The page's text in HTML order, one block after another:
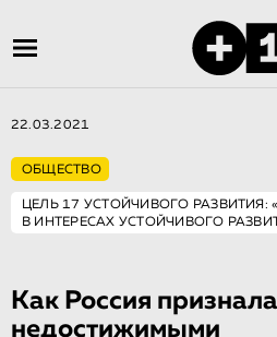
22.03.2021
ОБЩЕСТВО
ЦЕЛЬ 17 УСТОЙЧИВОГО РАЗВИТИЯ:
В ИНТЕРЕСАХ УСТОЙЧИВОГО
Как Россия
недостижимыми